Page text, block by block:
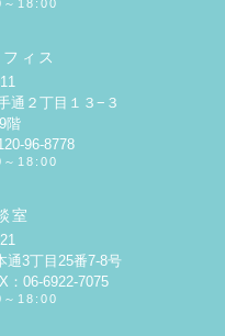
～18:00
ィス
通２丁目１３−３
階
96-8778
～18:00
室
通3丁目25番7-8号
：06-6922-7075
～18:00